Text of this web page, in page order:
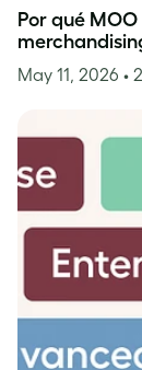
Por qué
May 11, 2026 •